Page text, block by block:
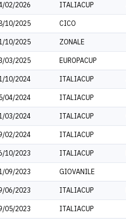
02/2026 ITALIACUP
10/2025 CICO
10/2025 ZONALE
03/2025 EUROPACUP
10/2024 ITALIACUP
04/2024 ITALIACUP
03/2024 ITALIACUP
02/2024 ITALIACUP
10/2023 ITALIACUP
09/2023 GIOVANILE
06/2023 ITALIACUP
05/2023 ITALIACUP